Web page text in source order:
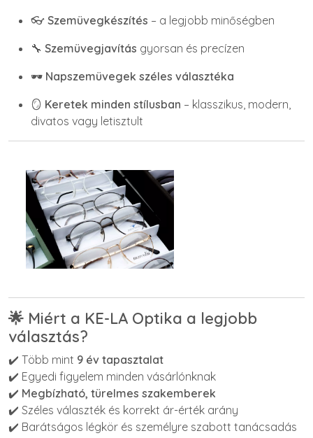
👓 Szemüvegkészítés – a legjobb minőségben
🔧 Szemüvegjavítás gyorsan és precízen
🕶️ Napszemüvegek széles választéka
🪞 Keretek minden stílusban – klasszikus, modern,
divatos vagy letisztult
🌟 Miért a KE-LA Optika a legjobb
választás?
✔️ Több mint 9 év tapasztalat
✔️ Egyedi figyelem minden vásárlónknak
✔️ Megbízható, türelmes szakemberek
✔️ Széles választék és korrekt ár-érték arány
✔️ Barátságos légkör és személyre szabott tanácsadás